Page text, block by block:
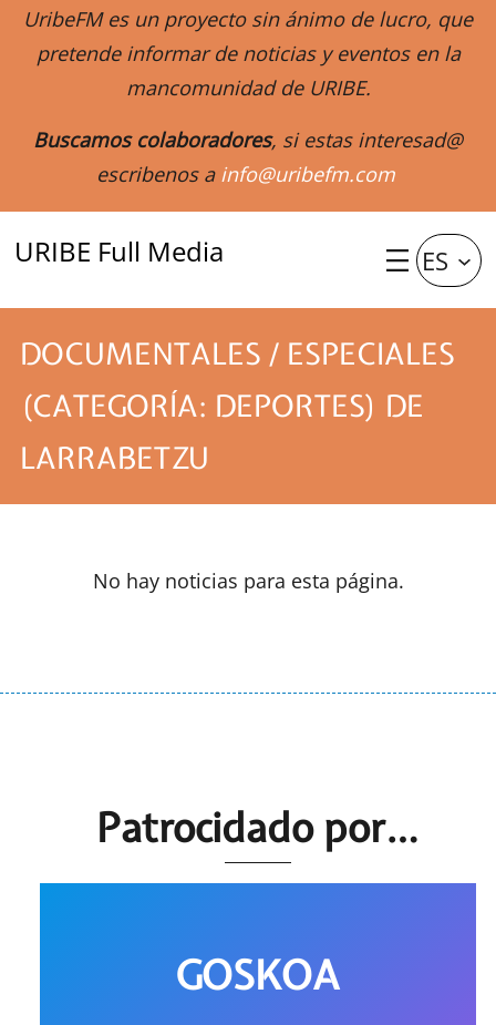
UribeFM es un proyecto sin ánimo de lucro, que
pretende informar de noticias y eventos en la
mancomunidad de URIBE.
Buscamos colaboradores, si estas interesad@
escribenos a info@uribefm.com
URIBE Full Media ES
DOCUMENTALES / ESPECIALES
(CATEGORÍA: DEPORTES) DE
LARRABETZU
No hay noticias para esta página.
Patrocidado por…
GOSKOA